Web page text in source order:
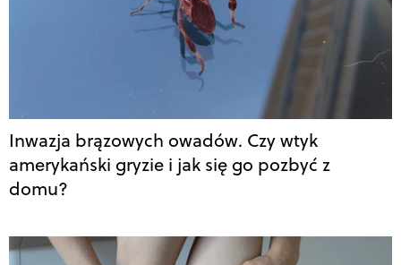
Inwazja brązowych owadów. Czy wtyk
amerykański gryzie i jak się go pozbyć z
domu?